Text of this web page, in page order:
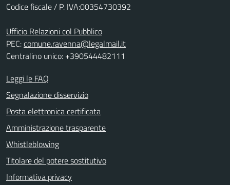
Codice fiscale / P. IVA:00354730392
Ufficio Relazioni col Pubblico
PEC:comune.ravenna@legalmail.it
Centralino unico: +390544482111
Leggi le FAQ
Segnalazione disservizio
Posta elettronica certificata
Amministrazione trasparente
Whistleblowing
Titolare del potere sostitutivo
Informativa privacy